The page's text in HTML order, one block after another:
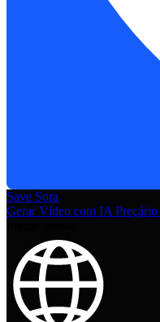
Save Sora
Gerar Vídeo com IA Preçário